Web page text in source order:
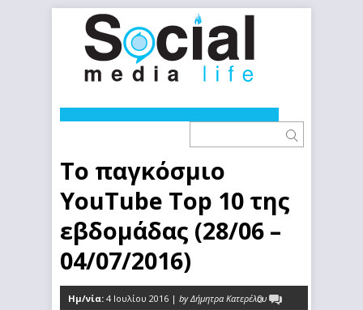
Το παγκόσμιο
YouTube Top 10 της
εβδομάδας (28/06 –
04/07/2016)
Ημ/νία: 4 Ιουλίου 2016 | by Δήμητρα Κατερέλου
0